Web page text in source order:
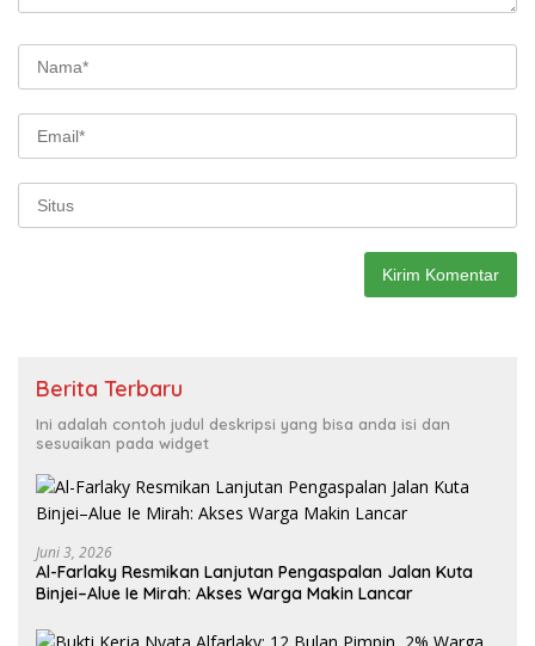
Berita Terbaru
Ini adalah contoh judul deskripsi yang bisa anda isi dan
sesuaikan pada widget
Juni 3, 2026
Al-Farlaky Resmikan Lanjutan Pengaspalan Jalan Kuta
Binjei–Alue Ie Mirah: Akses Warga Makin Lancar